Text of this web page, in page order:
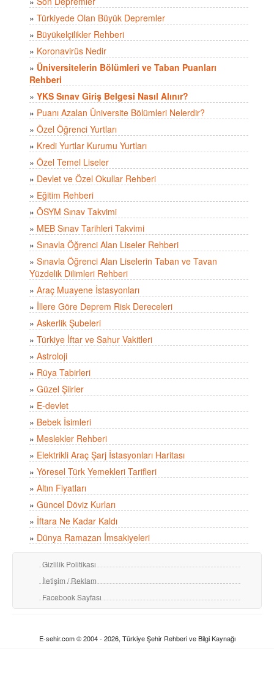
» Türkiyede Olan Büyük Depremler
» Büyükelçilikler Rehberi
» Koronavirüs Nedir
» Üniversitelerin Bölümleri ve Taban Puanları
Rehberi
» YKS Sınav Giriş Belgesi Nasıl Alınır?
» Puanı Azalan Üniversite Bölümleri Nelerdir?
» Özel Öğrenci Yurtları
» Kredi Yurtlar Kurumu Yurtları
» Özel Temel Liseler
» Devlet ve Özel Okullar Rehberi
» Eğitim Rehberi
» ÖSYM Sınav Takvimi
» MEB Sınav Tarihleri Takvimi
» Sınavla Öğrenci Alan Liseler Rehberi
» Sınavla Öğrenci Alan Liselerin Taban ve Tavan
Yüzdelik Dilimleri Rehberi
» Araç Muayene İstasyonları
» İllere Göre Deprem Risk Dereceleri
» Askerlik Şubeleri
» Türkiye İftar ve Sahur Vakitleri
» Astroloji
» Rüya Tabirleri
» Güzel Şiirler
» E-devlet
» Bebek İsimleri
» Meslekler Rehberi
» Elektrikli Araç Şarj İstasyonları Haritası
» Yöresel Türk Yemekleri Tarifleri
» Altın Fiyatları
» Güncel Döviz Kurları
» İftara Ne Kadar Kaldı
» Dünya Ramazan İmsakiyeleri
Gizlilik Politikası
İletişim / Reklam
Facebook Sayfası
E-sehir.com © 2004 - 2026, Türkiye Şehir Rehberi ve Bilgi Kaynağı